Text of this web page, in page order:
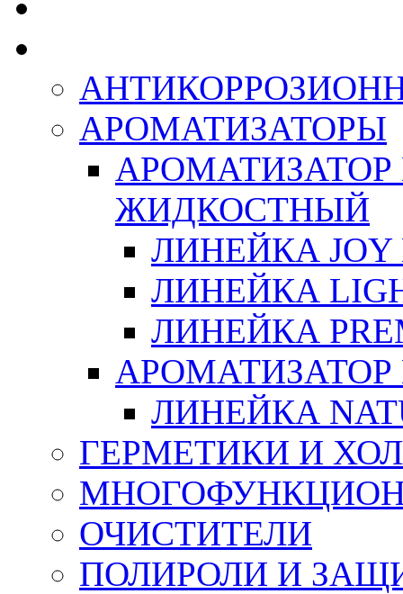
АРОМАТИЗАТОРЫ
ЖИДКОСТНЫЙ
ЛИНЕЙКА JOY
ЛИНЕЙКА
ЛИНЕЙКА
ЛИНЕЙКА
ГЕРМЕТИКИ И
ОЧИСТИТЕЛИ
ПОЛИРОЛИ И